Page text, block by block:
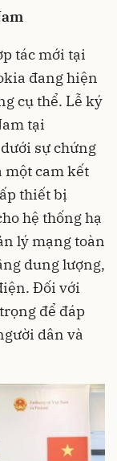
tác mới tại
đang hiện
cụ thể. Lễ ký
tại
sự chứng
một cam kết
thiết bị
hệ thống hạ
lý mạng toàn
dung lượng,
Đối với
để đáp
dân và